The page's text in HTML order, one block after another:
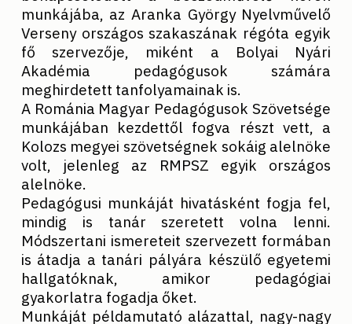
munkájába, az Aranka György Nyelvművelő
Verseny országos szakaszának régóta egyik
fő szervezője, miként a Bolyai Nyári
Akadémia pedagógusok számára
meghirdetett tanfolyamainak is.
A Románia Magyar Pedagógusok Szövetsége
munkájában kezdettől fogva részt vett, a
Kolozs megyei szövetségnek sokáig alelnöke
volt, jelenleg az RMPSZ egyik országos
alelnöke.
Pedagógusi munkáját hivatásként fogja fel,
mindig is tanár szeretett volna lenni.
Módszertani ismereteit szervezett formában
is átadja a tanári pályára készülő egyetemi
hallgatóknak, amikor pedagógiai
gyakorlatra fogadja őket.
Munkáját példamutató alázattal, nagy-nagy